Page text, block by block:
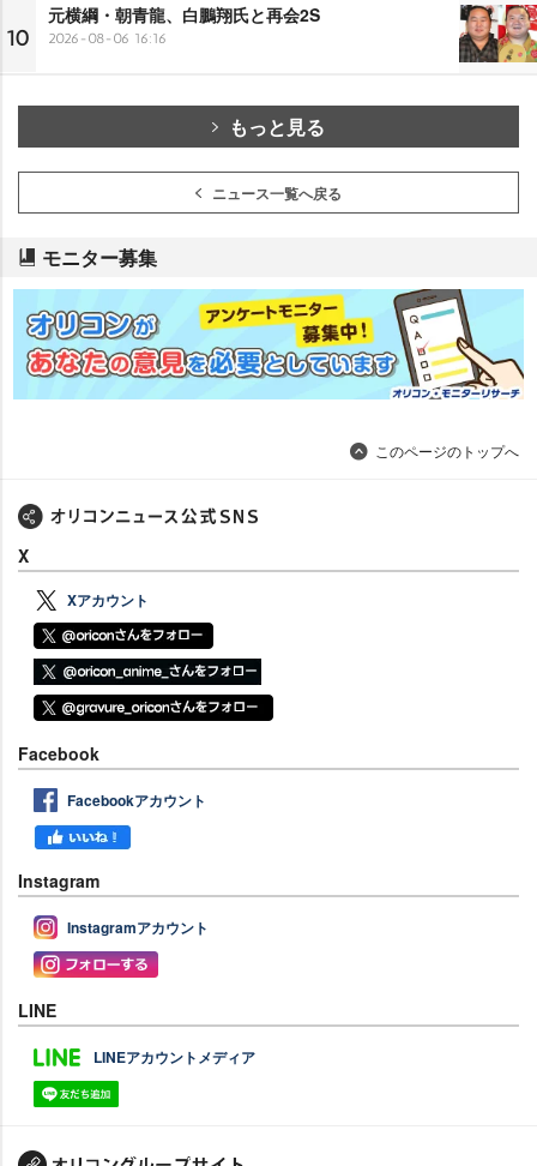
10
元横綱・朝青龍、白鵬翔氏と再会2S
2026-08-06 16:16
もっと見る
ニュース一覧へ戻る
モニター募集
このページのトップへ
X
Xアカウント
Facebook
Facebookアカウント
Instagram
Instagramアカウント
LINE
LINEアカウントメディア